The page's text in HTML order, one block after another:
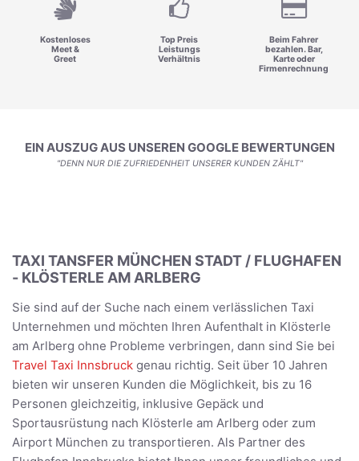
Kostenloses
Meet &
Greet
Top Preis
Leistungs
Verhältnis
Beim Fahrer
bezahlen. Bar,
Karte oder
Firmenrechnung
EIN AUSZUG AUS UNSEREN GOOGLE BEWERTUNGEN
"DENN NUR DIE ZUFRIEDENHEIT UNSERER KUNDEN ZÄHLT"
TAXI TANSFER MÜNCHEN STADT / FLUGHAFEN
- KLÖSTERLE AM ARLBERG
Sie sind auf der Suche nach einem verlässlichen Taxi
Unternehmen und möchten Ihren Aufenthalt in Klösterle
am Arlberg ohne Probleme verbringen, dann sind Sie bei
Travel Taxi Innsbruck genau richtig. Seit über 10 Jahren
bieten wir unseren Kunden die Möglichkeit, bis zu 16
Personen gleichzeitig, inklusive Gepäck und
Sportausrüstung nach Klösterle am Arlberg oder zum
Airport München zu transportieren. Als Partner des